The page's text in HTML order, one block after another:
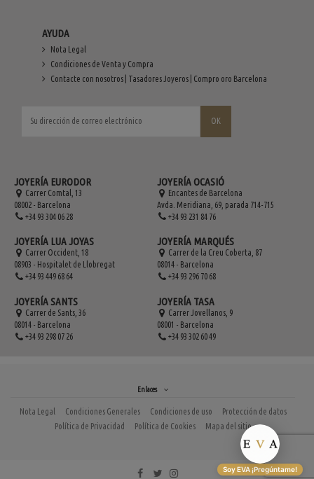
AYUDA
Nota Legal
Condiciones de Venta y Compra
Contacte con nosotros | Tasadores Joyeros | Compro oro Barcelona
JOYERÍA EURODOR
Carrer Comtal, 13
08002 - Barcelona
+34 93 304 06 28
JOYERÍA LUA JOYAS
Carrer Occident, 18
08903 - Hospitalet de Llobregat
+34 93 449 68 64
JOYERÍA SANTS
Carrer de Sants, 36
08014 - Barcelona
+34 93 298 07 26
JOYERÍA OCASIÓ
Encantes de Barcelona
Avda. Meridiana, 69, parada 714-715
+34 93 231 84 76
JOYERÍA MARQUÉS
Carrer de la Creu Coberta, 87
08014 - Barcelona
+34 93 296 70 68
JOYERÍA TASA
Carrer Jovellanos, 9
08001 - Barcelona
+34 93 302 60 49
Enlaces
Nota Legal Condiciones Generales Condiciones de uso
Protección de datos
Política de Privacidad
Política de Cookies Mapa del sitio
Soy EVA ¡Pregúntame!